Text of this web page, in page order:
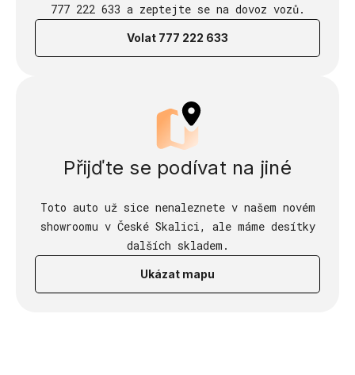
777 222 633 a zeptejte se na dovoz vozů.
Volat 777 222 633
Přijďte se podívat na jiné
Toto auto už sice nenaleznete v našem novém
showroomu v České Skalici, ale máme desítky
dalších skladem.
Ukázat mapu